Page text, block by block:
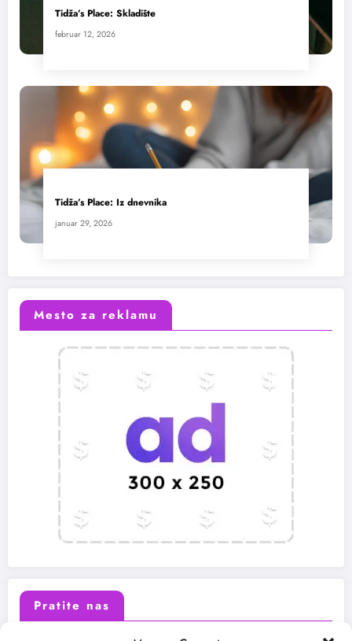
Tidža’s Place: Skladište
februar 12, 2026
Tidža’s Place: Iz dnevnika
januar 29, 2026
Mesto za reklamu
Pratite nas